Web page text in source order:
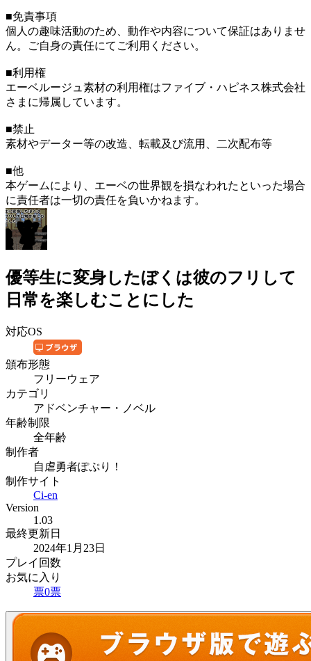
■免責事項
個人の趣味活動のため、動作や内容について保証はありませ
ん。ご自身の責任にてご利用ください。
■利用権
エーベルージュ素材の利用権はファイブ・ハピネス株式会社
さまに帰属しています。
■禁止
素材やデーター等の改造、転載及び流用、二次配布等
■他
本ゲームにより、エーベの世界観を損なわれたといった場合
に責任者は一切の責任を負いかねます。
優等生に変身したぼくは彼のフリして
日常を楽しむことにした
対応OS
頒布形態
フリーウェア
カテゴリ
アドベンチャー・ノベル
年齢制限
全年齢
制作者
自虐勇者ぽぷり！
制作サイト
Ci-en
Version
1.03
最終更新日
2024年1月23日
プレイ回数
お気に入り
票0票